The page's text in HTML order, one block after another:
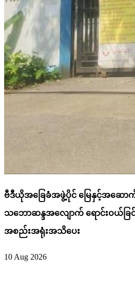
ဗီဒီယိုအခြေခံအဖွဲ့ပိုင် မြေနှင့်အဆောက်
သဘောဆန္ဒအလျောက် ရောင်းဝယ်ခြင်
အစည်းအရုံးအသိပေး
10 Aug 2026